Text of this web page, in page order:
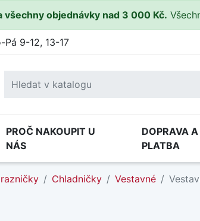
všechny objednávky nad 3 000 Kč.
Pá 9-12, 13-17
PROČ NAKOUPIT U
NÁS
DOPRAVA A
PLATBA
Chladničky Vestavné